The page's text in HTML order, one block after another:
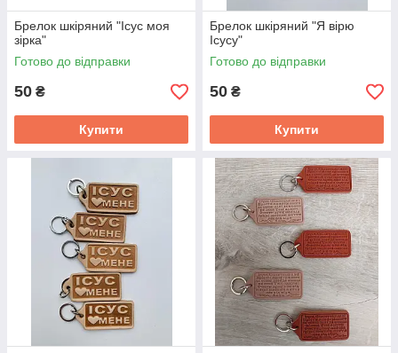
Брелок шкіряний "Ісус моя
зірка"
Готово до відправки
50 ₴
Купити
Брелок шкіряний "Я вірю
Ісусу"
Готово до відправки
50 ₴
Купити